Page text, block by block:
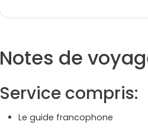
Notes de
Service compris:
Le guide francophone